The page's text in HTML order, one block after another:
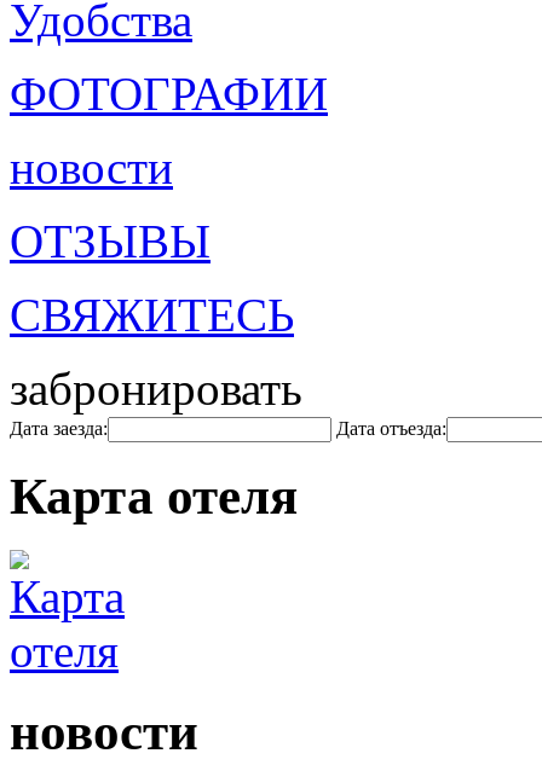
Удобства
ФОТОГРАФИИ
новости
ОТЗЫВЫ
СВЯЖИТЕСЬ
забронировать
Дата заезда: Дата отъезда:
Карта отеля
новости